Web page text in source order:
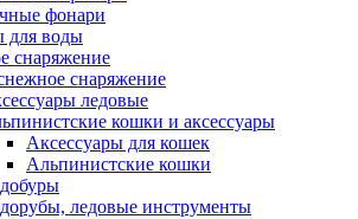
фонари
для воды
снаряжение
снаряжение
ледовые
кошки и аксессуары
Аксессуары для кошек
Альпинистские кошки
ледовые инструменты